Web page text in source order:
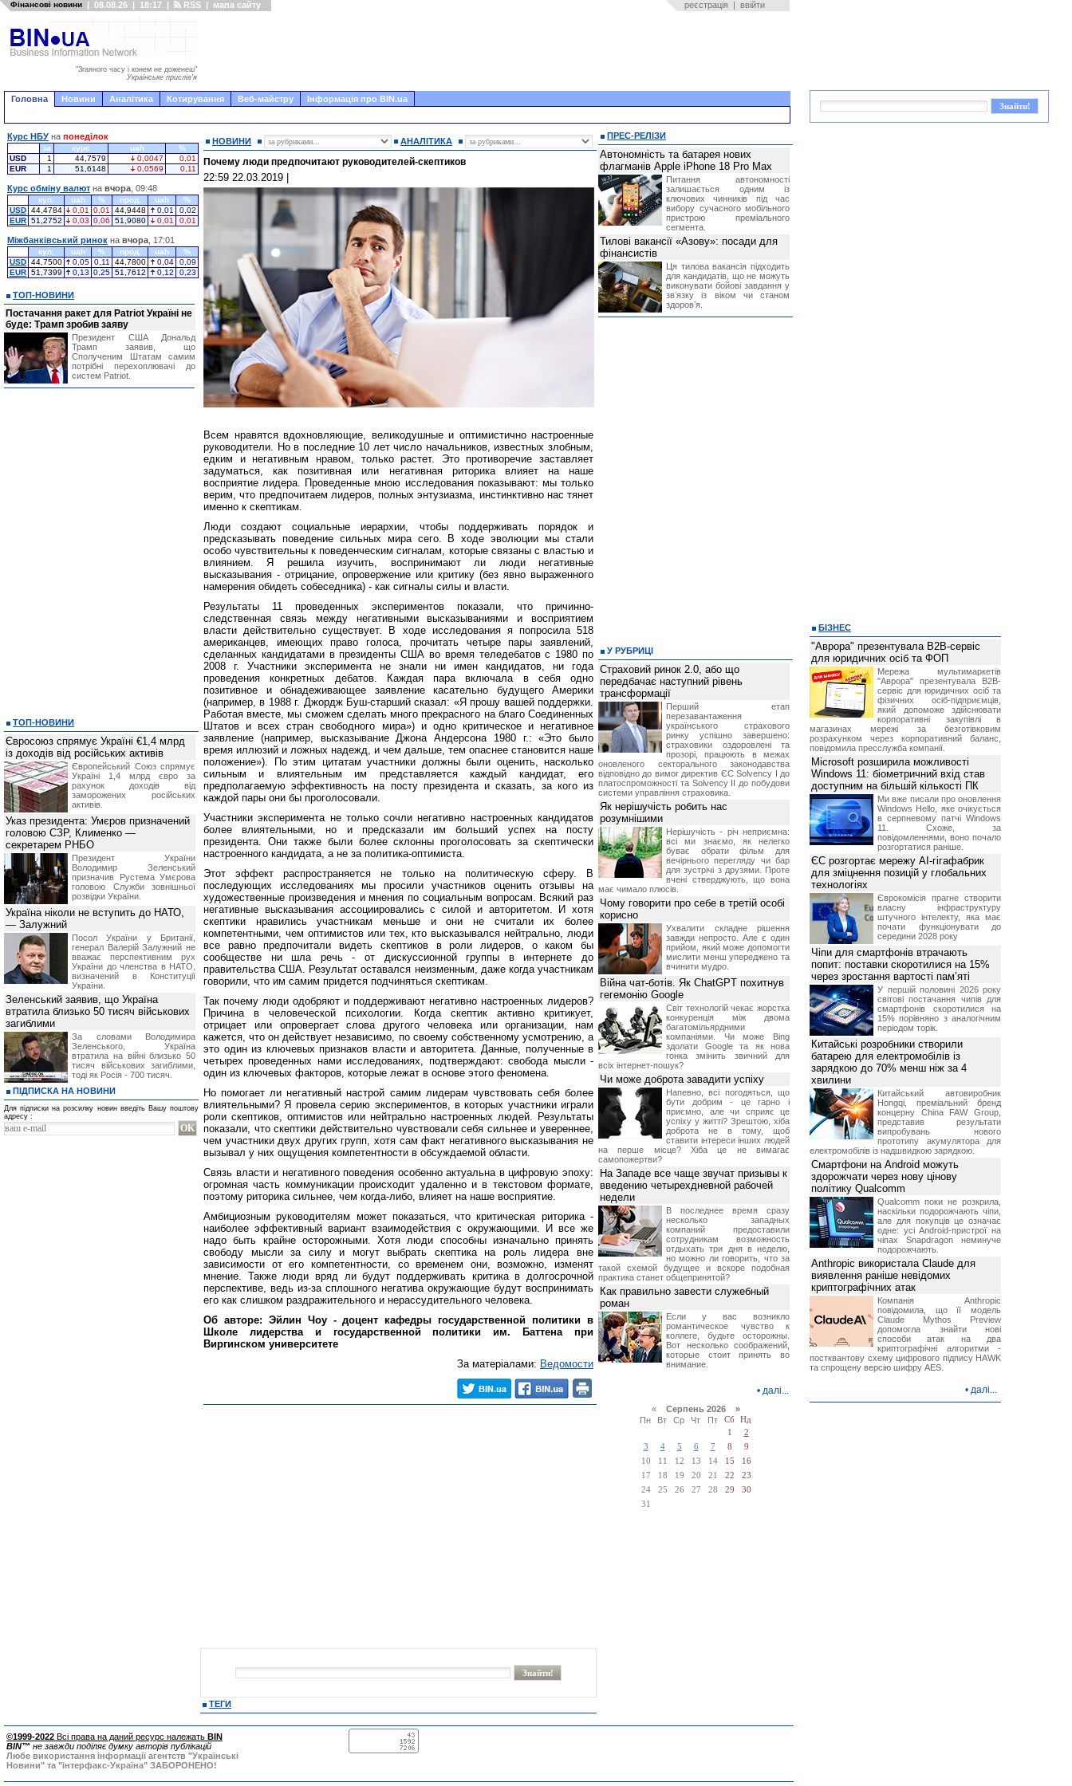
Фінансові новини | 08.08.26 | 18:17 | RSS | мапа сайту реєстрація | ввійти
"Згаяного часу і конем не доженеш"
Українське прислів'я
Головна Новини Аналітика Котирування Веб-майстру Інформація про BIN.ua
НОВИНИ АНАЛІТИКА
Почему люди предпочитают руководителей-скептиков
22:59 22.03.2019
Всем нравятся вдохновляющие, великодушные и оптимистично настроенные
руководители. Но в последние 10 лет число начальников, известных злобным,
едким и негативным нравом, только растет. Это противоречие заставляет
задуматься, как позитивная или негативная риторика влияет на наше
восприятие лидера. Проведенные мною исследования показывают: мы только
верим, что предпочитаем лидеров, полных энтузиазма, инстинктивно нас тянет
именно к скептикам.
Люди создают социальные иерархии, чтобы поддерживать порядок и
предсказывать поведение сильных мира сего. В ходе эволюции мы стали
особо чувствительны к поведенческим сигналам, которые связаны с властью и
влиянием. Я решила изучить, воспринимают ли люди негативные
высказывания - отрицание, опровержение или критику (без явно выраженного
намерения обидеть собеседника) - как сигналы силы и власти.
Результаты 11 проведенных экспериментов показали, что причинно-
следственная связь между негативными высказываниями и восприятием
власти действительно существует. В ходе исследования я попросила 518
американцев, имеющих право голоса, прочитать четыре пары заявлений,
сделанных кандидатами в президенты США во время теледебатов с 1980 по
2008 г. Участники эксперимента не знали ни имен кандидатов, ни года
проведения конкретных дебатов. Каждая пара включала в себя одно
позитивное и обнадеживающее заявление касательно будущего Америки
(например, в 1988 г. Джордж Буш-старший сказал: «Я прошу вашей поддержки.
Работая вместе, мы сможем сделать много прекрасного на благо Соединенных
Штатов и всех стран свободного мира») и одно критическое и негативное
заявление (например, высказывание Джона Андерсона 1980 г.: «Это было
время иллюзий и ложных надежд, и чем дальше, тем опаснее становится наше
положение»). По этим цитатам участники должны были оценить, насколько
сильным и влиятельным им представляется каждый кандидат, его
предполагаемую эффективность на посту президента и сказать, за кого из
каждой пары они бы проголосовали.
Участники эксперимента не только сочли негативно настроенных кандидатов
более влиятельными, но и предсказали им больший успех на посту
президента. Они также были более склонны проголосовать за скептически
настроенного кандидата, а не за политика-оптимиста.
Этот эффект распространяется не только на политическую сферу. В
последующих исследованиях мы просили участников оценить отзывы на
художественные произведения и мнения по социальным вопросам. Всякий раз
негативные высказывания ассоциировались с силой и авторитетом. И хотя
скептики нравились участникам меньше и они не считали их более
компетентными, чем оптимистов или тех, кто высказывался нейтрально, люди
все равно предпочитали видеть скептиков в роли лидеров, о каком бы
сообществе ни шла речь - от дискуссионной группы в интернете до
правительства США. Результат оставался неизменным, даже когда участникам
говорили, что им самим придется подчиняться скептикам.
Так почему люди одобряют и поддерживают негативно настроенных лидеров?
Причина в человеческой психологии. Когда скептик активно критикует,
отрицает или опровергает слова другого человека или организации, нам
кажется, что он действует независимо, по своему собственному усмотрению, а
это один из ключевых признаков власти и авторитета. Данные, полученные в
четырех проведенных нами исследованиях, подтверждают: свобода мысли -
один из ключевых факторов, которые лежат в основе этого феномена.
Но помогает ли негативный настрой самим лидерам чувствовать себя более
влиятельными? Я провела серию экспериментов, в которых участники играли
роли скептиков, оптимистов или нейтрально настроенных людей. Результаты
показали, что скептики действительно чувствовали себя сильнее и увереннее,
чем участники двух других групп, хотя сам факт негативного высказывания не
вызывал у них ощущения компетентности в обсуждаемой области.
Связь власти и негативного поведения особенно актуальна в цифровую эпоху:
огромная часть коммуникации происходит удаленно и в текстовом формате,
поэтому риторика сильнее, чем когда-либо, влияет на наше восприятие.
Амбициозным руководителям может показаться, что критическая риторика -
наиболее эффективный вариант взаимодействия с окружающими. И все же
надо быть крайне осторожными. Хотя люди способны изначально принять
свободу мысли за силу и могут выбрать скептика на роль лидера вне
зависимости от его компетентности, со временем они, возможно, изменят
мнение. Также люди вряд ли будут поддерживать критика в долгосрочной
перспективе, ведь из-за сплошного негатива окружающие будут воспринимать
его как слишком раздражительного и нерассудительного человека.
Об авторе: Эйлин Чоу - доцент кафедры государственной политики в
Школе лидерства и государственной политики им. Баттена при
Виргинском университете
За матеріалами: Ведомости
ТЕГИ
Курс НБУ на понеділок
за курс uah
%
USD
1 44,7579 0,0047
0,01
EUR
1 51,6148 0,0569 0,11
Курс обміну валют на вчора , 09:48
куп. uah % прод. uah
%
USD 44,4784 0,01 0,01 44,9448 0,01
0,02
EUR 51,2752 0,03 0,06 51,9080 0,01 0,01
Міжбанківський ринок на вчора , 17:01
куп. uah % прод. uah
%
USD 44,7500 0,05 0,11 44,7800 0,04
0,09
EUR 51,7399 0,13 0,25 51,7612 0,12 0,23
ТОП-НОВИНИ
Постачання ракет для Patriot Україні не
буде: Трамп зробив заяву
Президент США Дональд
Трамп заявив, що
Сполученим Штатам самим
потрібні перехоплювачі до
систем Patriot.
ТОП-НОВИНИ
Євросоюз спрямує Україні €1,4 млрд
із доходів від російських активів
Європейський Союз спрямує
Україні 1,4 млрд євро за
рахунок доходів від
заморожених російських
активів.
Указ президента: Умєров призначений
головою СЗР, Клименко —
секретарем РНБО
Президент України
Володимир Зеленський
призначив Pустема Умєрова
головою Служби зовнішньої
розвідки України.
Україна ніколи не вступить до НАТО,
— Залужний
Посол України у Британії,
генерал Валерій Залужний не
вважає перспективним рух
України до членства в НАТО,
визначений в Конституції
України.
Зеленський заявив, що Україна
втратила близько 50 тисяч військових
загиблими
За словами Володимира
Зеленського, Україна
втратила на війні близько 50
тисяч військових загиблими,
тоді як Росія - 700 тисяч.
ПІДПИСКА НА НОВИНИ
Для підписки на розсилку новин введіть Вашу поштову
адресу :
ПРЕС-РЕЛІЗИ
Автономність та батарея нових
флагманів Apple iPhone 18 Pro Max
Питання автономності
залишається одним із
ключових чинників під час
вибору сучасного мобільного
пристрою преміального
сегмента.
Тилові вакансії «Азову»: посади для
фінансистів
Ця тилова вакансія підходить
для кандидатів, що не можуть
виконувати бойові завдання у
звʼязку із віком чи станом
здоровʼя.
У РУБРИЦІ
Страховий ринок 2.0, або що
передбачає наступний рівень
трансформації
Перший етап
перезавантаження
українського страхового
ринку успішно завершено:
страховики оздоровлені та
прозорі, працюють в межах
оновленого секторального законодавства
відповідно до вимог директив ЄС Solvency I до
платоспроможності та Solvency II до побудови
системи управління страховика.
Як нерішучість робить нас
розумнішими
Нерішучість - річ неприємна:
всі ми знаємо, як нелегко
буває обрати фільм для
вечірнього перегляду чи бар
для зустрічі з друзями. Проте
вчені стверджують, що вона
має чимало плюсів.
Чому говорити про себе в третій особі
корисно
Ухвалити складне рішення
завжди непросто. Але є один
прийом, який може допомогти
мислити менш упереджено та
вчинити мудро.
Війна чат-ботів. Як ChatGPT похитнув
гегемонію Google
Світ технологій чекає жорстка
конкуренція між двома
багатомільярдними
компаніями. Чи може Bing
здолати Google та як нова
гонка змінить звичний для
всіх інтернет-пошук?
Чи може доброта завадити успіху
Напевно, всі погодяться, що
бути добрим - це гарно і
приємно, але чи сприяє це
успіху у житті? Зрештою, хіба
доброта не в тому, щоб
ставити інтереси інших людей
на перше місце? Хіба це не вимагає
самопожертви?
На Западе все чаще звучат призывы к
введению четырехдневной рабочей
недели
В последнее время сразу
несколько западных
компаний предоставили
сотрудникам возможность
отдыхать три дня в неделю,
но можно ли говорить, что за
такой схемой будущее и вскоре подобная
практика станет общепринятой?
Как правильно завести служебный
роман
Если у вас возникло
романтическое чувство к
коллеге, будьте осторожны.
Вот несколько соображений,
которые стоит принять во
внимание.
• далі...
«Серпень 2026 »
Пн
Вт Ср Чт Пт Сб
Нд
1
2
3
4 5 6 7 8
9
10
11 12 13 14 15
16
17
18 19 20 21 22
23
24
25 26 27 28 29
30
31
©1999-2022 Всі права на даний ресурс належать BIN
BIN™ не завжди поділяє думку авторів публікацій
Любе використання інформації агентств "Українські
Новини" та "інтерфакс-Україна" ЗАБОРОНЕНО!
БІЗНЕС
"Аврора" презентувала B2B-сервіс
для юридичних осіб та ФОП
Мережа мультимаркетів
"Аврора" презентувала B2B-
сервіс для юридичних осіб та
фізичних осіб-підприємців,
який допоможе здійснювати
корпоративні закупівлі в
магазинах мережі за безготівковим
розрахунком через корпоративний баланс,
повідомила пресслужба компанії.
Microsoft розширила можливості
Windows 11: біометричний вхід став
доступним на більшій кількості ПК
Ми вже писали про оновлення
Windows Hello, яке очікується
в серпневому патчі Windows
11. Схоже, за
повідомленнями, воно почало
розгортатися раніше.
ЄС розгортає мережу AI-гігафабрик
для зміцнення позицій у глобальних
технологіях
Єврокомісія прагне створити
власну інфраструктуру
штучного інтелекту, яка має
почати функціонувати до
середини 2028 року
Чіпи для смартфонів втрачають
попит: поставки скоротилися на 15%
через зростання вартості пам’яті
У першій половині 2026 року
світові постачання чипів для
смартфонів скоротилися на
15% порівняно з аналогічним
періодом торік.
Китайські розробники створили
батарею для електромобілів із
зарядкою до 70% менш ніж за 4
хвилини
Китайський автовиробник
Hongqi, преміальний бренд
концерну China FAW Group,
представив результати
випробувань нового
прототипу акумулятора для
електромобілів із надшвидкою зарядкою.
Смартфони на Android можуть
здорожчати через нову цінову
політику Qualcomm
Qualcomm поки не розкрила,
наскільки подорожчають чіпи,
але для покупців це означає
одне: усі Android-пристрої на
чіпах Snapdragon неминуче
подорожчають.
Anthropic використала Claude для
виявлення раніше невідомих
криптографічних атак
Компанія Anthropic
повідомила, що її модель
Claude Mythos Preview
допомогла знайти нові
способи атак на два
криптографічні алгоритми -
постквантову схему цифрового підпису HAWK
та спрощену версію шифру AES.
• далі...